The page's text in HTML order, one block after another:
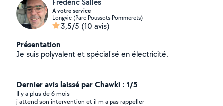
Frédéric Salles
A votre service
Longvic (Parc Poussots-Pommerets)
3,5/5 (10 avis)
Présentation
Je suis polyvalent et spécialisé en électricité.
Dernier avis laissé par Chawki : 1/5
Il y a plus de 6 mois
j attend son intervention et il m a pas rappeller